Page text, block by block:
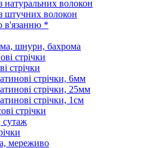
натуральних волокон
штучних волокон
в'язанню *
шнури, бахрома
стрічки
стрічки
стрічки, 6мм
стрічки, 25мм
стрічки, 1см
стрічки
сутаж
мереживо